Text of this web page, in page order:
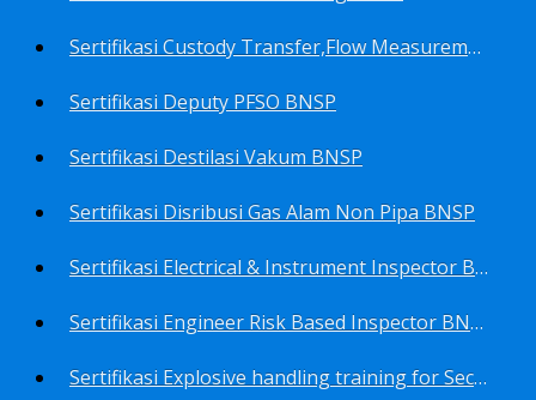
Sertifikasi Custody Transfer,Flow Measurement&Flow Meter (Harga Khusus) BNSP
Sertifikasi Deputy PFSO BNSP
Sertifikasi Destilasi Vakum BNSP
Sertifikasi Disribusi Gas Alam Non Pipa BNSP
Sertifikasi Electrical & Instrument Inspector BNSP
Sertifikasi Engineer Risk Based Inspector BNSP
Sertifikasi Explosive handling training for Security staffs BNSP